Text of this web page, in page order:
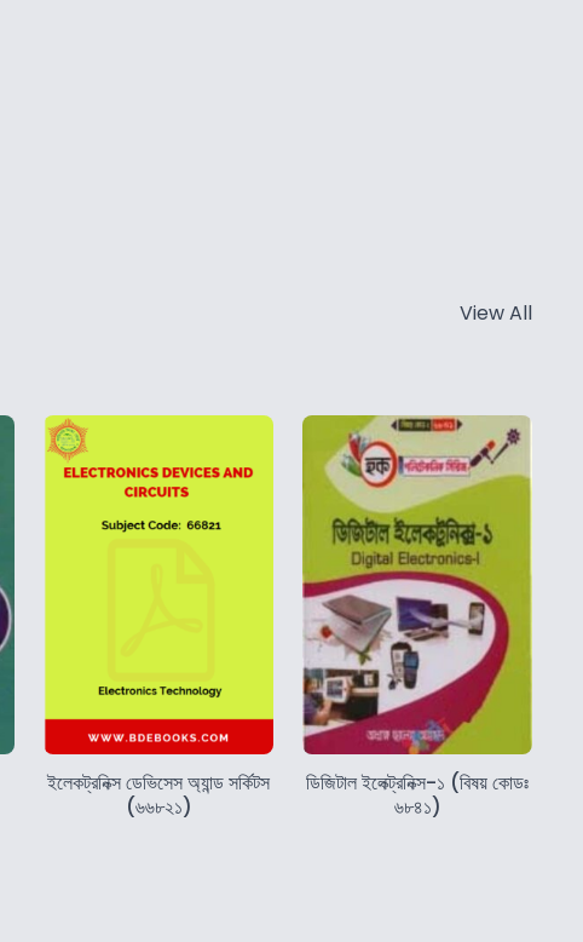
View All
ইলেকট্রনিক্স ডেভিসেস অ্যান্ড সর্কিটস
(৬৬৮২১)
ডিজিটাল ইলেক্ট্রনিক্স-১ (বিষয় কোডঃ
৬৮৪১)